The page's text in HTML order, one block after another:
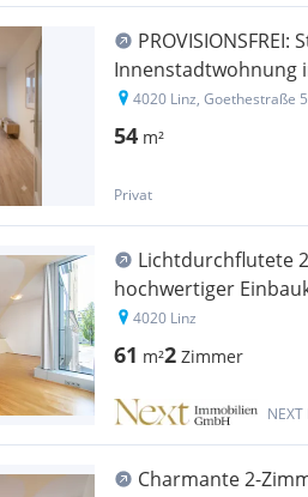
Innenstadtwohnung
4020 Linz, Goethestraße
54 m²
Privat
Lichtdurchflutete
hochwertiger
Innenstadt zu
4020 Linz
61 m²2 Zimmer
Charmante 2-